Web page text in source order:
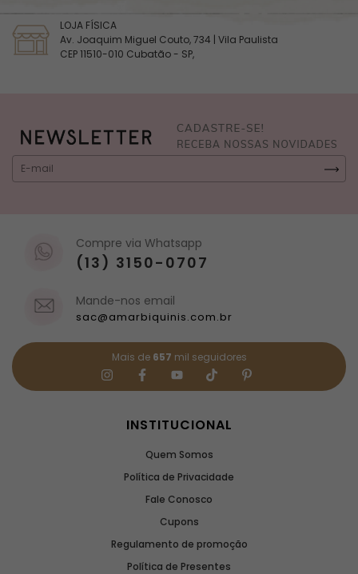
LOJA FÍSICA
Av. Joaquim Miguel Couto, 734 | Vila Paulista
CEP 11510-010 Cubatão - SP,
Compre via Whatsapp
(13) 3150-0707
Mande-nos email
sac@amarbiquinis.com.br
Mais de 657 mil seguidores
INSTITUCIONAL
Quem Somos
Política de Privacidade
Fale Conosco
Cupons
Regulamento de promoção
Política de Presentes